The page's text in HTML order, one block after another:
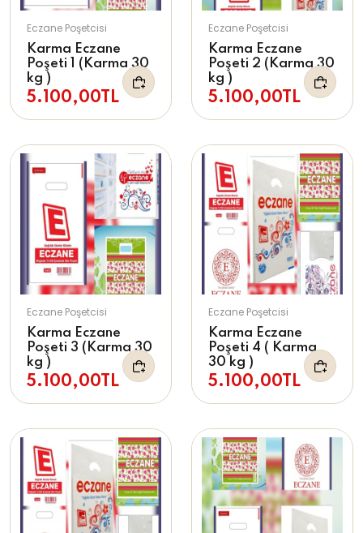
Eczane Poşetcisi
Karma Eczane
Poşeti 1 (Karma 30
kg )
5.100,00TL
Eczane Poşetcisi
Karma Eczane
Poşeti 2 (Karma 30
kg )
5.100,00TL
Eczane Poşetcisi
Karma Eczane
Poşeti 3 (Karma 30
kg )
5.100,00TL
Eczane Poşetcisi
Karma Eczane
Poşeti 4 ( Karma
30 kg )
5.100,00TL